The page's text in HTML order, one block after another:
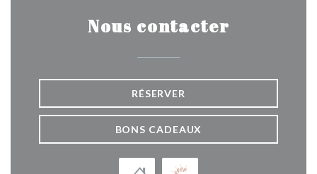
Nous contacter
RÉSERVER
BONS CADEAUX